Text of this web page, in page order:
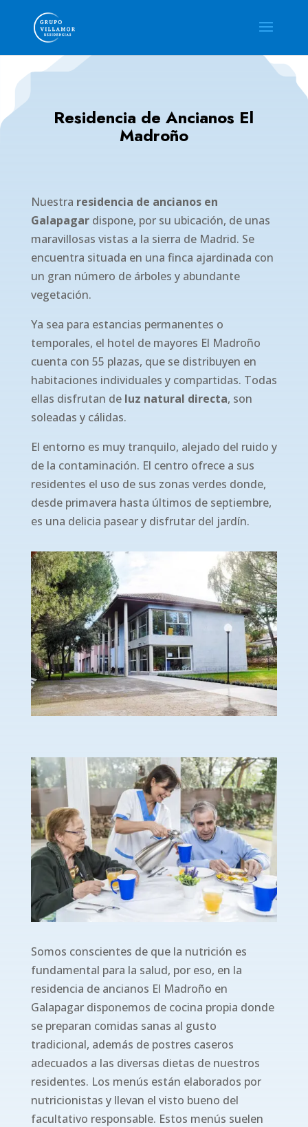
Residencia de Ancianos El
Madroño
Nuestra residencia de ancianos en
Galapagardispone, por su ubicación, de unas
maravillosas vistas a la sierra de Madrid. Se
encuentra situada en una finca ajardinada con
un gran número de árboles y abundante
vegetación.
Ya sea para estancias permanentes o
temporales, el hotel de mayores El Madroño
cuenta con 55 plazas, que se distribuyen en
habitaciones individuales y compartidas. Todas
ellas disfrutan de luz natural directa, son
soleadas y cálidas.
El entorno es muy tranquilo, alejado del ruido y
de la contaminación. El centro ofrece a sus
residentes el uso de sus zonas verdes donde,
desde primavera hasta últimos de septiembre,
es una delicia pasear y disfrutar del jardín.
Somos conscientes de que la nutrición es
fundamental para la salud, por eso, en la
residencia de ancianos El Madroño en
Galapagar disponemos de cocina propia donde
se preparan comidas sanas al gusto
tradicional, además de postres caseros
adecuados a las diversas dietas de nuestros
residentes. Los menús están elaborados por
nutricionistas y llevan el visto bueno del
facultativo responsable. Estos menús suelen